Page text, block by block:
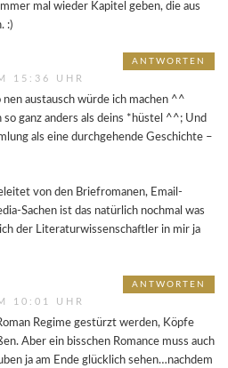
mal wieder Kapitel geben, die aus
:)
15:36 UHR
austausch würde ich machen ^^
ganz anders als deins *hüstel ^^; Und
als eine durchgehende Geschichte –
von den Briefromanen, Email-
Sachen ist das natürlich nochmal was
der Literaturwissenschaftler in mir ja
ANTWORTEN
10:01 UHR
Regime gestürzt werden, Köpfe
Aber ein bisschen Romance muss auch
ja am Ende glücklich sehen…nachdem
ANTWORTEN